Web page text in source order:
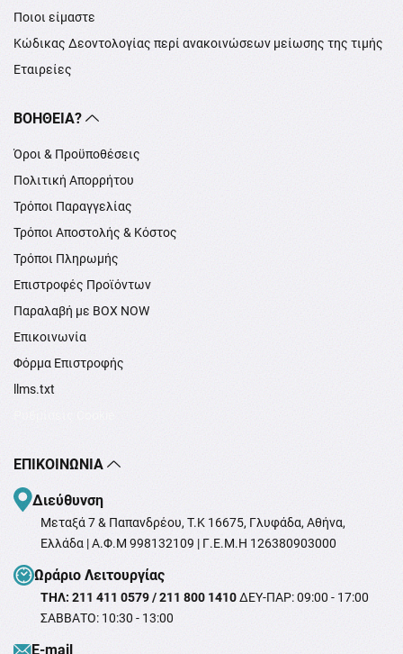
Ποιοι είμαστε
Κώδικας Δεοντολογίας περί ανακοινώσεων μείωσης της τιμής
Εταιρείες
ΒΟΉΘΕΙΑ?
Όροι & Προϋποθέσεις
Πολιτική Απορρήτου
Τρόποι Παραγγελίας
Τρόποι Αποστολής & Κόστος
Τρόποι Πληρωμής
Επιστροφές Προϊόντων
Παραλαβή με BOX NOW
Επικοινωνία
Φόρμα Επιστροφής
llms.txt
ΕΠΙΚΟΙΝΩΝΊΑ
Διεύθυνση
Μεταξά 7 & Παπανδρέου, T.K 16675, Γλυφάδα, Αθήνα,
Ελλάδα | Α.Φ.Μ 998132109 | Γ.Ε.Μ.Η 126380903000
Ωράριο Λειτουργίας
ΤΗΛ: 211 411 0579 / 211 800 1410ΔΕΥ-ΠΑΡ: 09:00 - 17:00
ΣΑΒΒΑΤΟ: 10:30 - 13:00
Ε-mail